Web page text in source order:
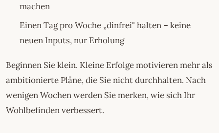
machen
Einen Tag pro Woche „dinfrei" halten – keine
neuen Inputs, nur Erholung
Beginnen Sie klein. Kleine Erfolge motivieren mehr als
ambitionierte Pläne, die Sie nicht durchhalten. Nach
wenigen Wochen werden Sie merken, wie sich Ihr
Wohlbefinden verbessert.